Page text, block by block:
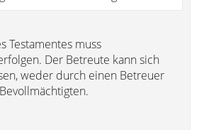
Testamentes muss
Der Betreute kann sich
weder durch einen Betreuer